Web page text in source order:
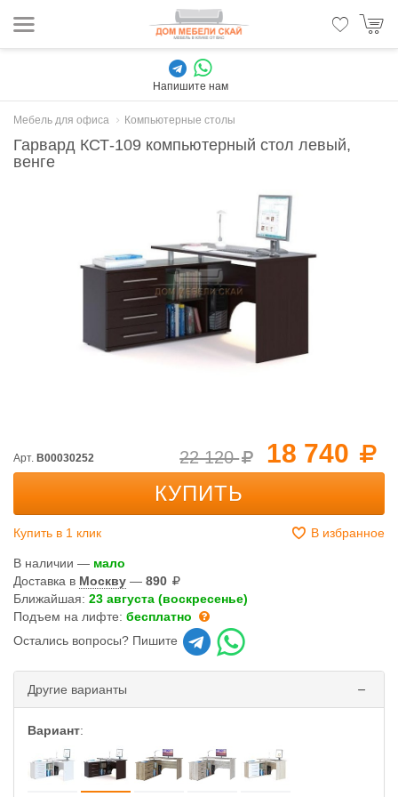
Напишите нам
Мебель для офиса Компьютерные столы
Гарвард КСТ-109 компьютерный стол левый,
венге
18 740
22 120
Арт. B00030252
КУПИТЬ
Купить в 1 клик В избранное
В наличии — мало
Доставка в Москву — 890
Ближайшая: 23 августа (воскресенье)
Подъем на лифте: бесплатно
Остались вопросы? Пишите
Другие варианты
Вариант: